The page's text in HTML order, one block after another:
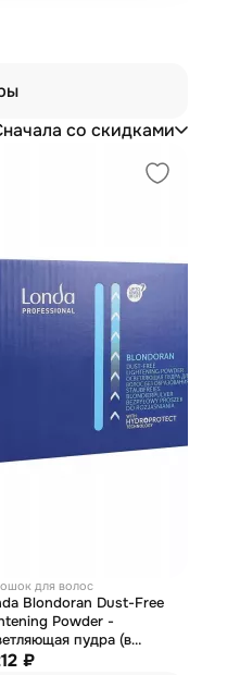
со скидками
для волос
Blondoran Dust-Free
Powder -
пудра (в
2*500 г
₽